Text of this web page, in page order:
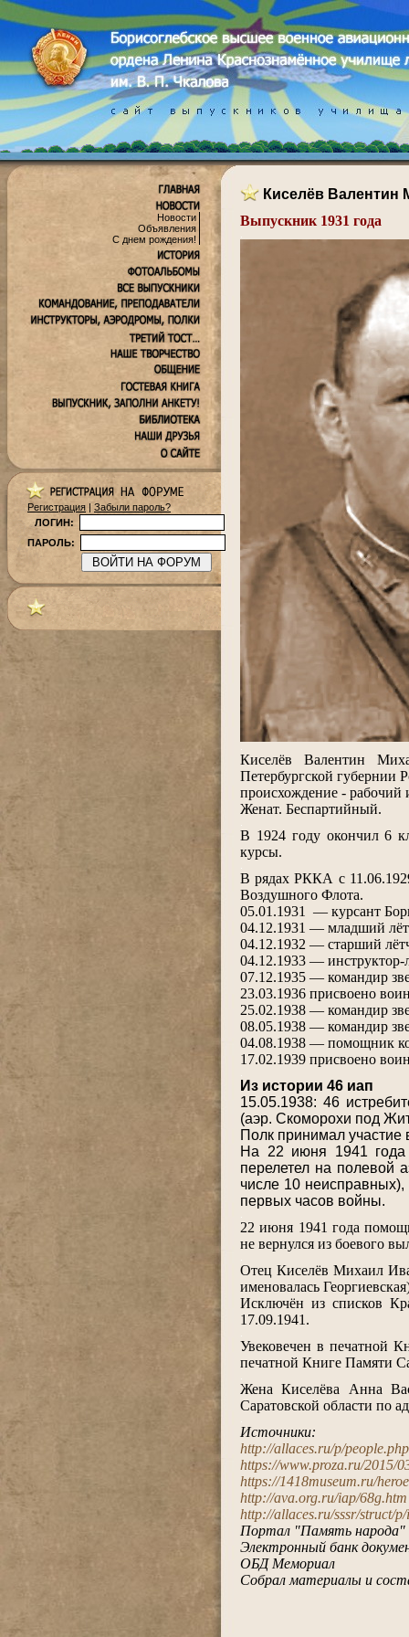
Новости
Объявления
С днем рождения!
Регистрация | Забыли пароль?
ЛОГИН:
ПАРОЛЬ:
Киселёв Валентин
Выпускник 1931 года
Киселёв Валентин
Петербургской губернии
происхождение - рабочий
Женат. Беспартийный.
В 1924 году окончил 6
курсы.
В рядах РККА с
Воздушного Флота.
05.01.1931 — курсант
04.12.1931 — младший
04.12.1932 — старший
04.12.1933 —
07.12.1935 — командир
23.03.1936 присвоено
25.02.1938 — командир
08.05.1938 — командир
04.08.1938 — помощник
17.02.1939 присвоено
Из истории 46 иап
15.05.1938: 46
(аэр. Скоморохи под
Полк принимал
На 22 июня 1941 года
перелетел на
числе 10 неисправных),
первых часов войны.
22 июня 1941 года
не вернулся из боевого
Отец Киселёв Михаил
именовалась
Исключён из списков
17.09.1941.
Увековечен в печатной
печатной Книге Памяти
Жена Киселёва Анна
Саратовской области по
Источники:
http://allaces.ru/p/
https://www.proza.ru/2015/
https://1418museum.ru/
http://ava.org.ru/iap/68g.htm
http://allaces.ru/sssr/struct/
Портал "Память народа"
Электронный банк
ОБД Мемориал
Собрал материалы и